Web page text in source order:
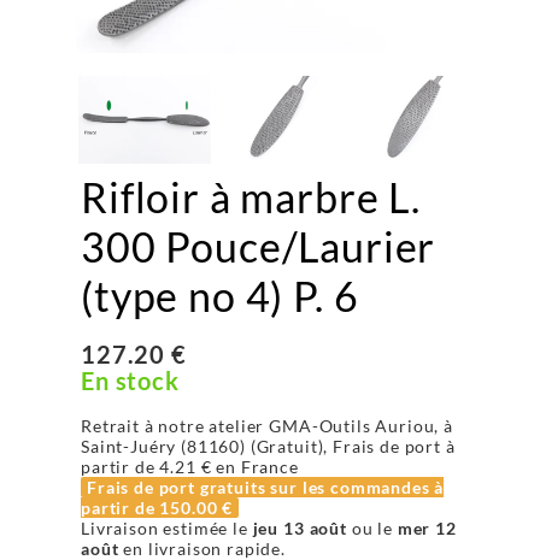
Rifloir à marbre L.
300 Pouce/Laurier
(type no 4) P. 6
127.20 €
En stock
Retrait à notre atelier GMA-Outils Auriou, à
Saint-Juéry (81160) (Gratuit), Frais de port à
partir de4.21 € en France
Frais de port gratuits sur les commandes à
partir de 150.00 €
Livraison estimée le jeu 13 août ou le mer 12
août en livraison rapide.